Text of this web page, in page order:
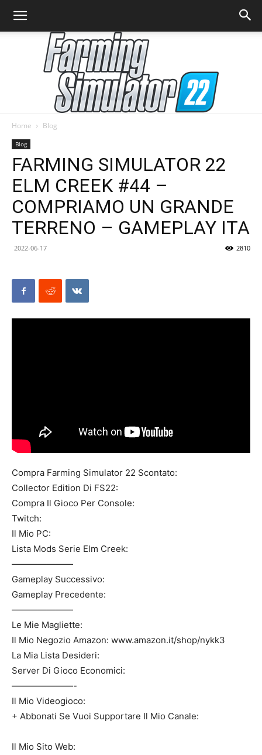
Simulator
Home Blog
Blog
FARMING SIMULATOR 22
ELM CREEK #44 –
COMPRIAMO UN GRANDE
TERRENO – GAMEPLAY ITA
2022-06-17 2810
Compra Farming Simulator 22 Scontato:
Collector Edition Di FS22:
Compra Il Gioco Per Console:
Twitch:
Il Mio PC:
Lista Mods Serie Elm Creek:
———————
Gameplay Successivo:
Gameplay Precedente:
———————
Le Mie Magliette:
Il Mio Negozio Amazon: www.amazon.it/shop/nykk3
La Mia Lista Desideri:
Server Di Gioco Economici:
———————-
Il Mio Videogioco:
+ Abbonati Se Vuoi Supportare Il Mio Canale:
Il Mio Sito Web: